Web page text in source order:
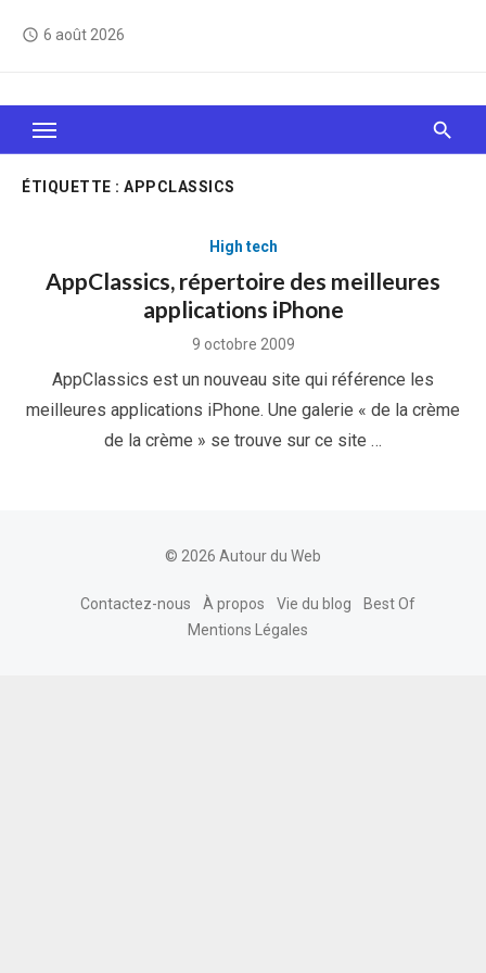
access_time 6 août 2026
Le Web, c'est comme une boîte de chocolats… On
sait jamais sur quoi on va tomber !
ÉTIQUETTE : APPCLASSICS
High tech
AppClassics, répertoire des meilleures
applications iPhone
Posted
9 octobre 2009
AppClassics est un nouveau site qui référence les
meilleures applications iPhone. Une galerie « de la crème
de la crème » se trouve sur ce site …
© 2026 Autour du Web
Contactez-nous À propos Vie du blog
Best Of
Mentions Légales